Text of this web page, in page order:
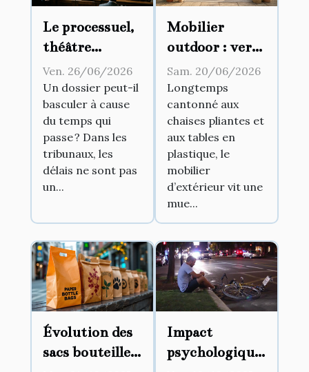
Le processuel,
théâtre
d’influences :
comment les
délais
modifient-ils
l’issue d’un
procès ?
Ven. 26/06/2026
Un dossier peut-il
basculer à cause
du temps qui
passe ? Dans les
tribunaux, les
délais ne sont pas
un...
Mobilier
outdoor : vers
une fusion
entre
intérieur et
jardin
Sam. 20/06/2026
Longtemps
cantonné aux
chaises pliantes et
aux tables en
plastique, le
mobilier
d’extérieur vit une
mue...
Évolution des
sacs bouteille
Impact
psychologique